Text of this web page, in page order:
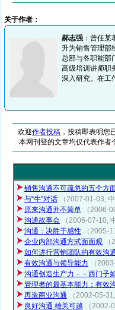
关于作者：
郝志强 ：曾任
升为销售管理部
总部与各职能部
高级培训讲师职
深入研究。在工
欢迎作者投稿 ，投稿即表明您
本网刊登的文章均仅代表作者
销售沟通不可疏忽的五个方
与“牛”对话
（2007-01-03,
原来沟通并不简单
（2006-
沟通故事会
（2006-07-10,
沟通：决胜于感性
（2005-
企业内部沟通方式面面观
如何进行营销团队的有效沟
有效沟通与领导能力
（
沟通创造生产力－－西门子
管理者的最基本能力：有效
再造商业沟通
（2002-05-
良好沟通 雄关可越
（